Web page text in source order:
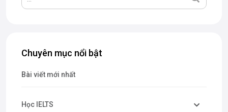
Chuyên mục nổi bật
Bài viết mới nhất
Học IELTS